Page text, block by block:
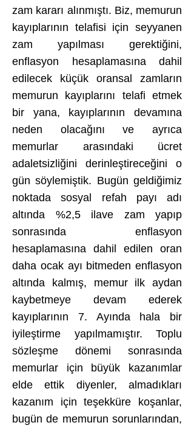
zam kararı alınmıştı. Biz, memurun
kayıplarının telafisi için seyyanen
zam yapılması gerektiğini,
enflasyon hesaplamasına dahil
edilecek küçük oransal zamların
memurun kayıplarını telafi etmek
bir yana, kayıplarının devamına
neden olacağını ve ayrıca
memurlar arasındaki ücret
adaletsizliğini derinleştireceğini o
gün söylemiştik. Bugün geldiğimiz
noktada sosyal refah payı adı
altında %2,5 ilave zam yapıp
sonrasında enflasyon
hesaplamasına dahil edilen oran
daha ocak ayı bitmeden enflasyon
altında kalmış, memur ilk aydan
kaybetmeye devam ederek
kayıplarının 7. Ayında hala bir
iyileştirme yapılmamıştır. Toplu
sözleşme dönemi sonrasında
memurlar için büyük kazanımlar
elde ettik diyenler, almadıkları
kazanım için teşekküre koşanlar,
bugün de memurun sorunlarından,